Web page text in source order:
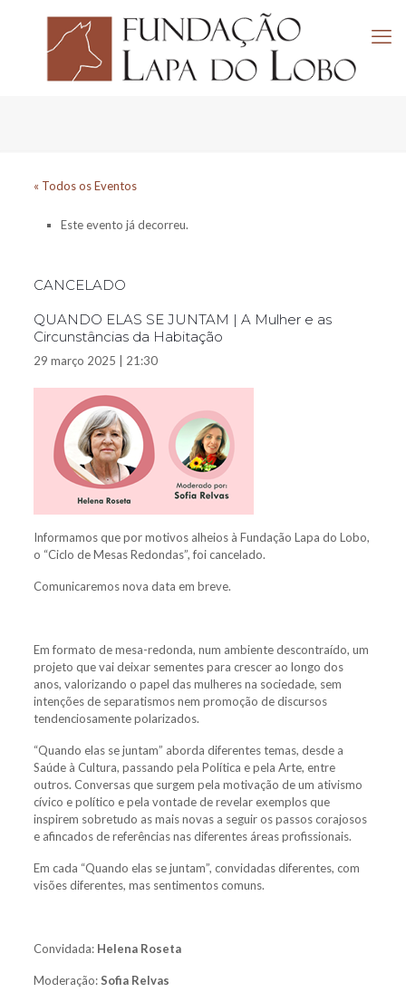
« Todos os Eventos
Este evento já decorreu.
CANCELADO
QUANDO ELAS SE JUNTAM | A Mulher e as
Circunstâncias da Habitação
29 março 2025 | 21:30
Informamos que por motivos alheios à Fundação Lapa do Lobo,
o “Ciclo de Mesas Redondas”, foi cancelado.
Comunicaremos nova data em breve.
Em formato de mesa-redonda, num ambiente descontraído, um
projeto que vai deixar sementes para crescer ao longo dos
anos, valorizando o papel das mulheres na sociedade, sem
intenções de separatismos nem promoção de discursos
tendenciosamente polarizados.
“Quando elas se juntam” aborda diferentes temas, desde a
Saúde à Cultura, passando pela Política e pela Arte, entre
outros. Conversas que surgem pela motivação de um ativismo
cívico e político e pela vontade de revelar exemplos que
inspirem sobretudo as mais novas a seguir os passos corajosos
e afincados de referências nas diferentes áreas profissionais.
Em cada “Quando elas se juntam”, convidadas diferentes, com
visões diferentes, mas sentimentos comuns.
Convidada: Helena Roseta
Moderação:Sofia Relvas